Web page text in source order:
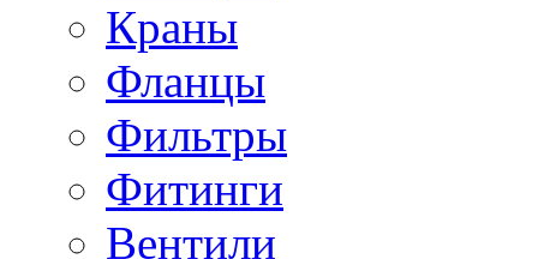
Краны
Фланцы
Фильтры
Фитинги
Вентили